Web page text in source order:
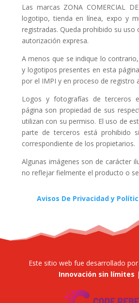
Las marcas ZONA COMERCIAL
logotipo, tienda en línea, expo y
registradas. Queda prohibido su uso
autorización expresa.
A menos que se indique lo
y logotipos presentes en esta
por el IMPI y en proceso de registro
Logos y fotografías de terceros
página son propiedad de sus
utilizan con su permiso. El uso de
parte de terceros está prohibido
correspondiente de los propietarios.
Algunas imágenes son de carácter
no reflejar fielmente el producto o
Avisos De Privacidad y
Este sitio web fue desarrollado por
Innovación sin límites